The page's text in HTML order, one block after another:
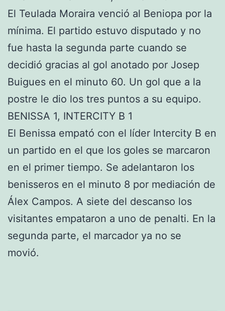
El Teulada Moraira venció al Beniopa por la
mínima. El partido estuvo disputado y no
fue hasta la segunda parte cuando se
decidió gracias al gol anotado por Josep
Buigues en el minuto 60. Un gol que a la
postre le dio los tres puntos a su equipo.
BENISSA 1, INTERCITY B 1
El Benissa empató con el líder Intercity B en
un partido en el que los goles se marcaron
en el primer tiempo. Se adelantaron los
benisseros en el minuto 8 por mediación de
Álex Campos. A siete del descanso los
visitantes empataron a uno de penalti. En la
segunda parte, el marcador ya no se
movió.